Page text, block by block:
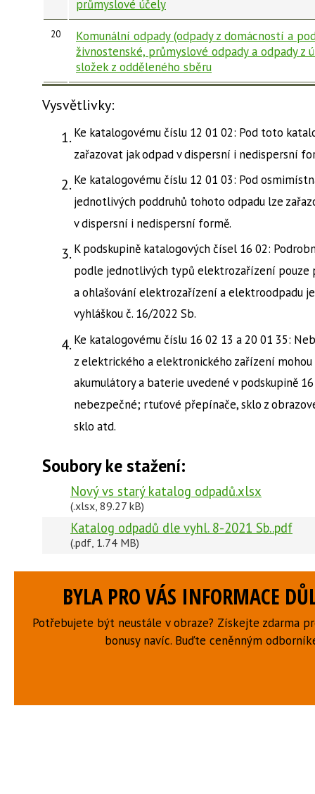
průmyslové účely
20
Komunální odpady (odpady z domácností a
živnostenské, průmyslové odpady a odpady z
složek z odděleného sběru
Vysvětlivky:
Ke katalogovému číslu 12 01 02: Pod toto
zařazovat jak odpad v dispersní i nedispersní
Ke katalogovému číslu 12 01 03: Pod
jednotlivých poddruhů tohoto odpadu lze
v dispersní i nedispersní formě.
K podskupině katalogových čísel 16 02:
podle jednotlivých typů elektrozařízení pouze
a ohlašování elektrozařízení a elektroodpadu
vyhláškou č. 16/2022 Sb.
Ke katalogovému číslu 16 02 13 a 20 01 35:
z elektrického a elektronického zařízení
akumulátory a baterie uvedené v podskupině
nebezpečné; rtuťové přepínače, sklo z
sklo atd.
Soubory ke stažení:
Nový vs starý katalog odpadů.xlsx
(.xlsx, 89.27 kB)
Katalog odpadů dle vyhl. 8-2021 Sb..pdf
(.pdf, 1.74 MB)
BYLA PRO VÁS INFORMACE
Potřebujete být neustále v obraze? Získejte zdarma
bonusy navíc. Buďte ceněnným